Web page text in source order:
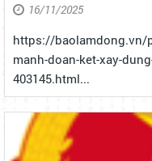
16/11/2025
https://baolamdong.vn/
manh-doan-ket-xay-
403145.html...